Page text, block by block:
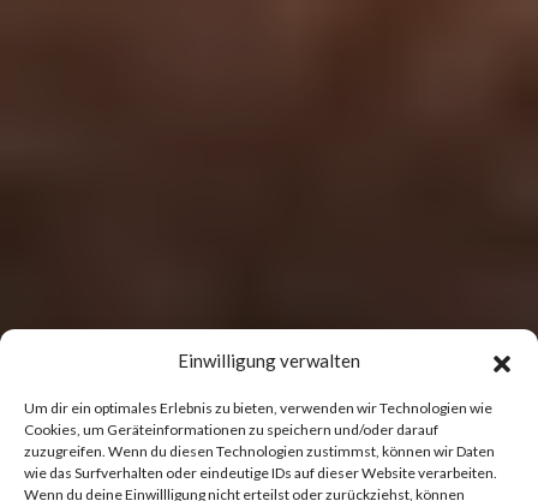
Einwilligung verwalten
Um dir ein optimales Erlebnis zu bieten, verwenden wir Technologien wie
Cookies, um Geräteinformationen zu speichern und/oder darauf
zuzugreifen. Wenn du diesen Technologien zustimmst, können wir Daten
wie das Surfverhalten oder eindeutige IDs auf dieser Website verarbeiten.
Wenn du deine Einwillligung nicht erteilst oder zurückziehst, können